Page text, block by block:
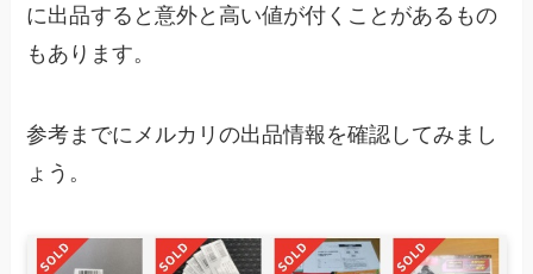
に出品すると意外と高い値が付くことがあるもの
もあります。
参考までにメルカリの出品情報を確認してみまし
ょう。